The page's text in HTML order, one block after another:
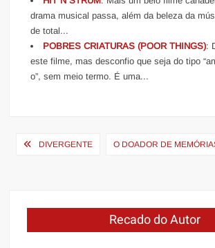
drama musical passa, além da beleza da
de total...
POBRES CRIATURAS (POOR THINGS):
este filme, mas desconfio que seja do tipo
o”, sem meio termo. É uma...
Navegação
DIVERGENTE O DOADOR DE
Recado do Autor